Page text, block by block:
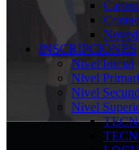
INSCRIPCIONES
Nivel Inicial
Nivel
Nivel
Nivel